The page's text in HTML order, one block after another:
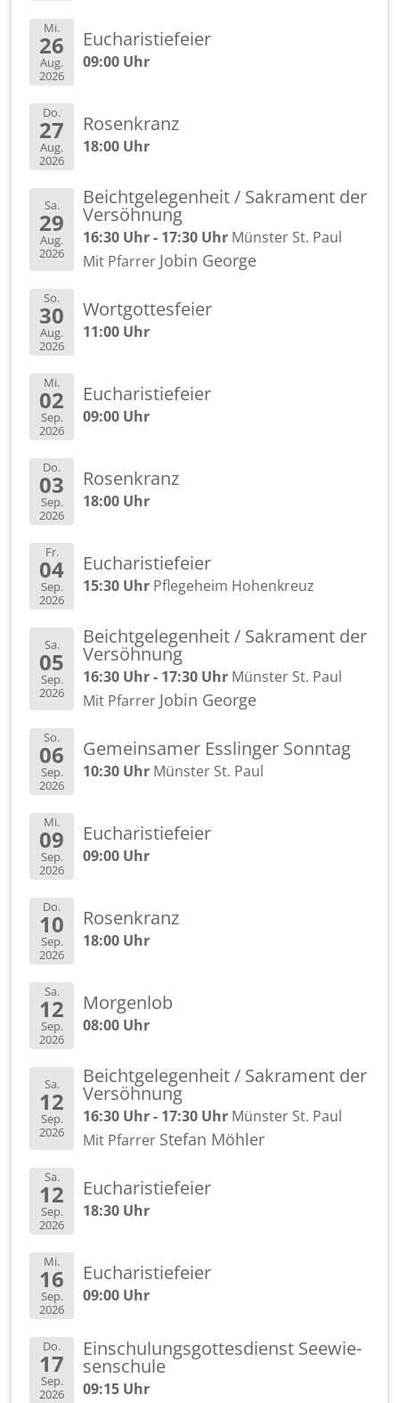
Mi.
26
Aug.
2026
Eu­cha­ris­tie­fei­er
09:00 Uhr
Do.
27
Aug.
2026
Ro­sen­kranz
18:00 Uhr
Sa.
29
Aug.
2026
Beicht­ge­le­gen­heit / Sa­kra­ment der
Ver­söh­nung
16:30 Uhr - 17:30 Uhr Müns­ter St. Paul
Mit Pfar­rer Jobin Ge­or­ge
So.
30
Aug.
2026
Wort­got­tes­fei­er
11:00 Uhr
Mi.
02
Sep.
2026
Eu­cha­ris­tie­fei­er
09:00 Uhr
Do.
03
Sep.
2026
Ro­sen­kranz
18:00 Uhr
Fr.
04
Sep.
2026
Eu­cha­ris­tie­fei­er
15:30 Uhr Pfle­ge­heim Ho­hen­kreuz
Sa.
05
Sep.
2026
Beicht­ge­le­gen­heit / Sa­kra­ment der
Ver­söh­nung
16:30 Uhr - 17:30 Uhr Müns­ter St. Paul
Mit Pfar­rer Jobin Ge­or­ge
So.
06
Sep.
2026
Ge­mein­sa­mer Ess­lin­ger Sonn­tag
10:30 Uhr Müns­ter St. Paul
Mi.
09
Sep.
2026
Eu­cha­ris­tie­fei­er
09:00 Uhr
Do.
10
Sep.
2026
Ro­sen­kranz
18:00 Uhr
Sa.
12
Sep.
2026
Mor­gen­lob
08:00 Uhr
Sa.
12
Sep.
2026
Beicht­ge­le­gen­heit / Sa­kra­ment der
Ver­söh­nung
16:30 Uhr - 17:30 Uhr Müns­ter St. Paul
Mit Pfar­rer Ste­fan Möh­ler
Sa.
12
Sep.
2026
Eu­cha­ris­tie­fei­er
18:30 Uhr
Mi.
16
Sep.
2026
Eu­cha­ris­tie­fei­er
09:00 Uhr
Do.
17
Sep.
2026
Ein­schu­lungs­got­tes­dienst See­wie­
sen­schu­le
09:15 Uhr